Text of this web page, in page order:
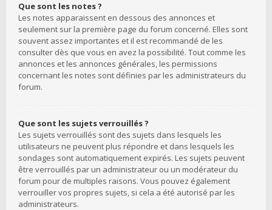
Que sont les notes ?
Les notes apparaissent en dessous des annonces et
seulement sur la première page du forum concerné. Elles sont
souvent assez importantes et il est recommandé de les
consulter dès que vous en avez la possibilité. Tout comme les
annonces et les annonces générales, les permissions
concernant les notes sont définies par les administrateurs du
forum.
Que sont les sujets verrouillés ?
Les sujets verrouillés sont des sujets dans lesquels les
utilisateurs ne peuvent plus répondre et dans lesquels les
sondages sont automatiquement expirés. Les sujets peuvent
être verrouillés par un administrateur ou un modérateur du
forum pour de multiples raisons. Vous pouvez également
verrouiller vos propres sujets, si cela a été autorisé par les
administrateurs.